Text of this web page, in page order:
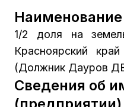
Наименование
1/2 доля на
Красноярский
(Должник Дауров
Сведения об